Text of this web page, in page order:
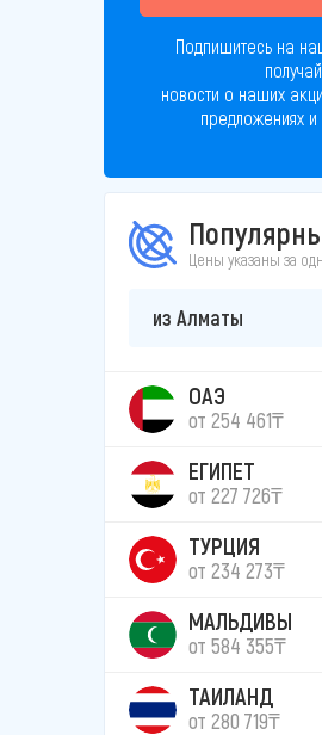
Подпишитесь на
новости о наших
предложениях и
Цены указаны за
из Алматы
ОАЭ
от 254 461₸
ЕГИПЕТ
от 227 726₸
ТУРЦИЯ
от 234 273₸
МАЛЬДИВЫ
от 584 355₸
ТАИЛАНД
от 280 719₸